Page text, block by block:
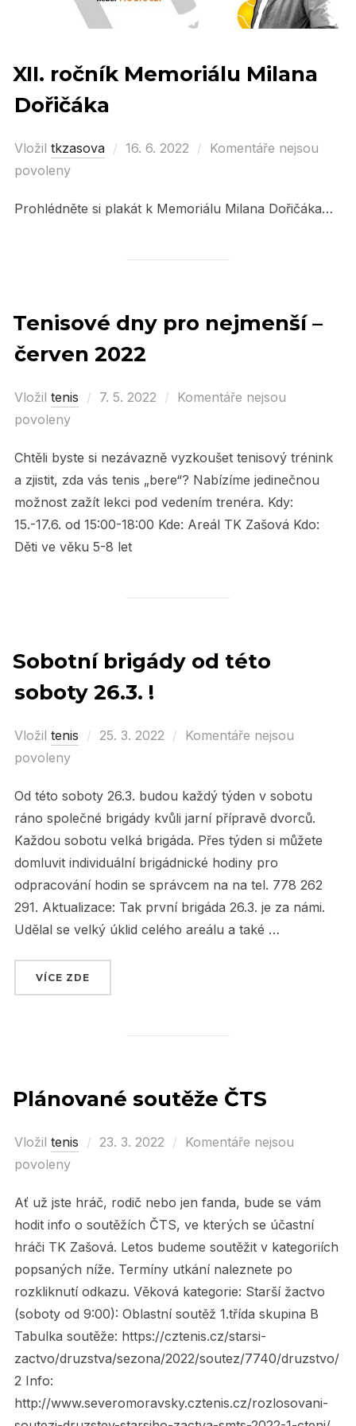
XII. ročník Memoriálu Milana
Dořičáka
Vložil tkzasova
Posted
16. 6. 2022
Komentáře nejsou
povoleny
Prohlédněte si plakát k Memoriálu Milana Dořičáka…
Tenisové dny pro nejmenší –
červen 2022
Vložil tenis
Posted
7. 5. 2022
Komentáře nejsou
povoleny
Chtěli byste si nezávazně vyzkoušet tenisový trénink
a zjistit, zda vás tenis „bere“? Nabízíme jedinečnou
možnost zažít lekci pod vedením trenéra. Kdy:
15.-17.6. od 15:00-18:00 Kde: Areál TK Zašová Kdo:
Děti ve věku 5-8 let
Sobotní brigády od této
soboty 26.3. !
Vložil tenis
Posted
25. 3. 2022
Komentáře nejsou
povoleny
Od této soboty 26.3. budou každý týden v sobotu
ráno společné brigády kvůli jarní přípravě dvorců.
Každou sobotu velká brigáda. Přes týden si můžete
domluvit individuální brigádnické hodiny pro
odpracování hodin se správcem na na tel. 778 262
291. Aktualizace: Tak první brigáda 26.3. je za námi.
Udělal se velký úklid celého areálu a také …
VÍCE ZDE
Plánované soutěže ČTS
Vložil tenis
Posted
23. 3. 2022
Komentáře nejsou
povoleny
Ať už jste hráč, rodič nebo jen fanda, bude se vám
hodit info o soutěžích ČTS, ve kterých se účastní
hráči TK Zašová. Letos budeme soutěžit v kategoriích
popsaných níže. Termíny utkání naleznete po
rozkliknutí odkazu. Věková kategorie: Starší žactvo
(soboty od 9:00): Oblastní soutěž 1.třída skupina B
Tabulka soutěže: https://cztenis.cz/starsi-
zactvo/druzstva/sezona/2022/soutez/7740/druzstvo/
2 Info:
http://www.severomoravsky.cztenis.cz/rozlosovani-